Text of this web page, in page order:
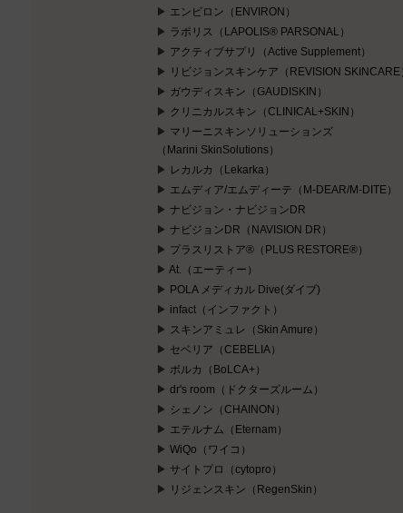
エンビロン（ENVIRON）
ラポリス（LAPOLIS® PARSONAL）
アクティブサプリ（Active Supplement）
リビジョンスキンケア（REVISION SKINCARE
ガウディスキン（GAUDISKIN）
クリニカルスキン（CLINICAL+SKIN）
マリーニスキンソリューションズ
（Marini SkinSolutions）
レカルカ（Lekarka）
エムディア/エムディーテ（M-DEAR/M-DITE）
ナビジョン・ナビジョンDR
ナビジョンDR（NAVISION DR）
プラスリストア®（PLUS RESTORE®）
At.（エーティー）
POLA メディカル Dive(ダイブ)
infact（インファクト）
スキンアミュレ（Skin Amure）
セベリア（CEBELIA）
ボルカ（BoLCA+）
dr's room（ドクターズルーム）
シェノン（CHAINON）
エテルナム（Eternam）
WiQo（ワイコ）
サイトプロ（cytopro）
リジェンスキン（RegenSkin）